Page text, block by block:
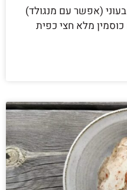
(אפשר עם מנגולד)
כוסמין מלא חצי כפית